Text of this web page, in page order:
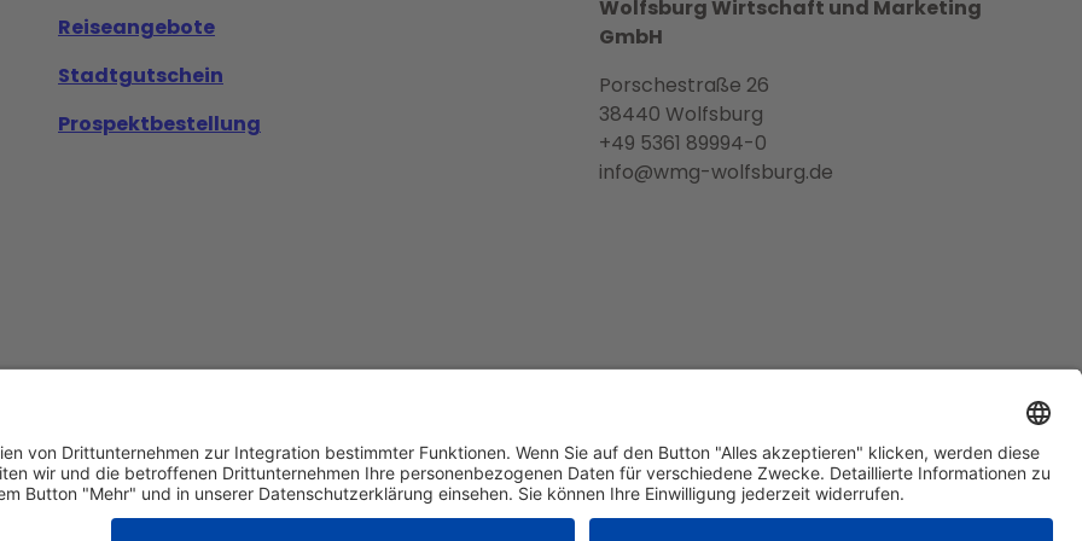
Reiseangebote
Stadtgutschein
Prospektbestellung
Wolfsburg Wirtschaft und Marketing
GmbH
Porschestraße 26
38440 Wolfsburg
+49 5361 89994-0
info@wmg-wolfsburg.de